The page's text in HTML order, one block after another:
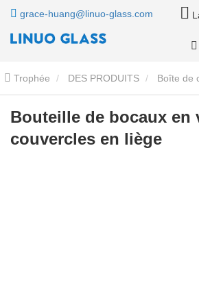
grace-huang@linuo-glass.com
Trophée DES PRODUITS Boîte de
aliments en verre Pot de rangement en
bambou Bouteille de bocaux en verre
Bouteille de bocaux en
couvercles en liège